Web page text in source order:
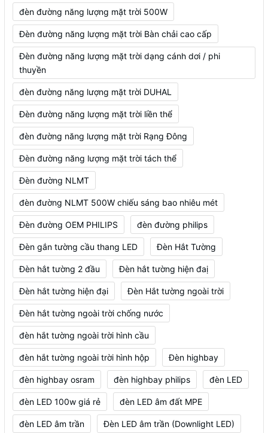
đèn đường năng lượng mặt trời 500W
Đèn đường năng lượng mặt trời Bàn chải cao cấp
Đèn đường năng lượng mặt trời dạng cánh dơi / phi
thuyền
đèn đường năng lượng mặt trời DUHAL
Đèn đường năng lượng mặt trời liền thể
đèn đường năng lượng mặt trời Rạng Đông
Đèn đường năng lượng mặt trời tách thể
Đèn đường NLMT
đèn đường NLMT 500W chiếu sáng bao nhiêu mét
Đèn đường OEM PHILIPS đèn đường philips
Đèn gắn tường cầu thang LED Đèn Hắt Tường
Đèn hắt tường 2 đầu Đèn hắt tường hiện đaị
Đèn hắt tường hiện đại Đèn Hắt tường ngoài trời
Đèn hắt tường ngoài trời chống nước
đèn hắt tường ngoài trời hình cầu
đèn hắt tường ngoài trời hình hộp Đèn highbay
đèn highbay osram đèn highbay philips đèn LED
đèn LED 100w giá rẻ đèn LED âm đất MPE
đèn LED âm trần Đèn LED âm trần (Downlight LED)